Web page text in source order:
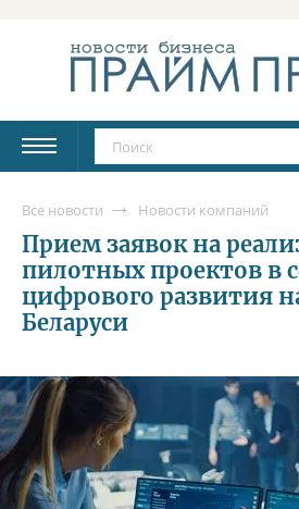
Все новости Новости компаний
Прием заявок на
пилотных проектов в
цифрового развития
Беларуси